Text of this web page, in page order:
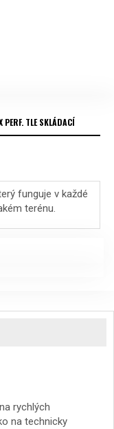
TLE SKLÁDACÍ
funguje v každé
terénu.
rychlých
na technicky